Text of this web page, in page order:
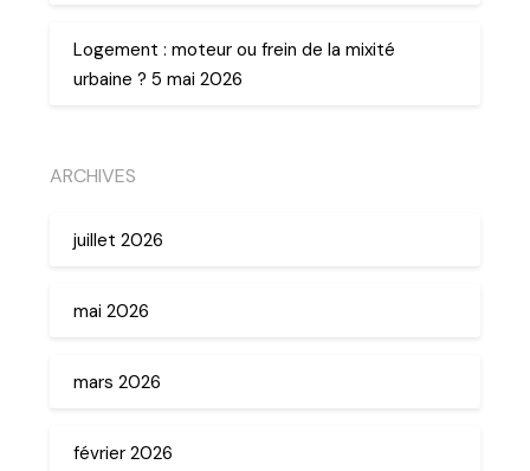
Logement : moteur ou frein de la mixité
urbaine ? 5 mai 2026
ARCHIVES
juillet 2026
mai 2026
mars 2026
février 2026